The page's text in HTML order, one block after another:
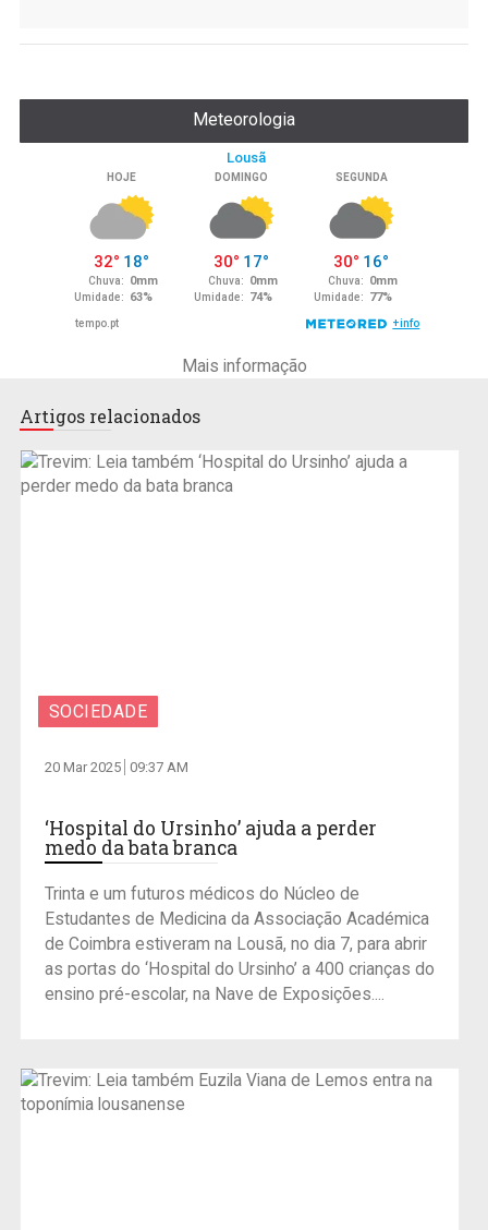
Meteorologia
Mais informação
Artigos relacionados
SOCIEDADE
20 Mar 2025 09:37 AM
‘Hospital do Ursinho’ ajuda a perder
medo da bata branca
Trinta e um futuros médicos do Núcleo de
Estudantes de Medicina da Associação Académica
de Coimbra estiveram na Lousã, no dia 7, para abrir
as portas do ‘Hospital do Ursinho’ a 400 crianças do
ensino pré-escolar, na Nave de Exposições....